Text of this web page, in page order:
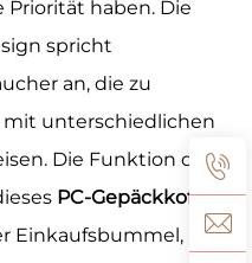
haben. Die
spricht
an, die zu
mit unterschiedlichen
Die Funktion der
PC-Gepäckkoffer
Einkaufsbummel, bei